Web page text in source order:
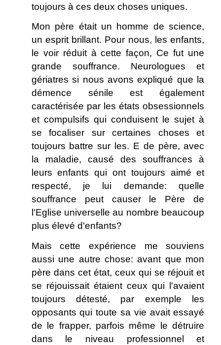
toujours à ces deux choses uniques.
Mon père était un homme de science,
un esprit brillant. Pour nous, les enfants,
le voir réduit à cette façon, Ce fut une
grande souffrance. Neurologues et
gériatres si nous avons expliqué que la
démence sénile est également
caractérisée par les états obsessionnels
et compulsifs qui conduisent le sujet à
se focaliser sur certaines choses et
toujours battre sur les. E de père, avec
la maladie, causé des souffrances à
leurs enfants qui ont toujours aimé et
respecté, je lui demande: quelle
souffrance peut causer le Père de
l'Eglise universelle au nombre beaucoup
plus élevé d'enfants?
Mais cette expérience me souviens
aussi une autre chose: avant que mon
père dans cet état, ceux qui se réjouit et
se réjouissait étaient ceux qui l'avaient
toujours détesté, par exemple les
opposants qui toute sa vie avait essayé
de le frapper, parfois même le détruire
dans le niveau professionnel et